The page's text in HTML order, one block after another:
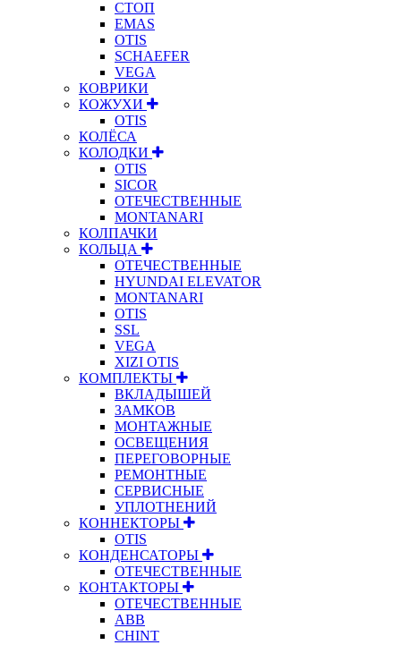
СТОП
EMAS
OTIS
SCHAEFER
VEGA
КОВРИКИ
КОЖУХИ
OTIS
КОЛЁСА
КОЛОДКИ
OTIS
SICOR
ОТЕЧЕСТВЕННЫЕ
MONTANARI
КОЛПАЧКИ
КОЛЬЦА
ОТЕЧЕСТВЕННЫЕ
HYUNDAI ELEVATOR
MONTANARI
OTIS
SSL
VEGA
XIZI OTIS
КОМПЛЕКТЫ
ВКЛАДЫШЕЙ
ЗАМКОВ
МОНТАЖНЫЕ
ОСВЕЩЕНИЯ
ПЕРЕГОВОРНЫЕ
РЕМОНТНЫЕ
СЕРВИСНЫЕ
УПЛОТНЕНИЙ
КОННЕКТОРЫ
OTIS
КОНДЕНСАТОРЫ
ОТЕЧЕСТВЕННЫЕ
КОНТАКТОРЫ
ОТЕЧЕСТВЕННЫЕ
ABB
CHINT